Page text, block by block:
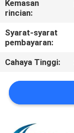
HUBUNGI
KAMI
BERITA
KASUS-
Kemasan
rincian:
Syarat-syarat
pembayaran:
Cahaya Tinggi: